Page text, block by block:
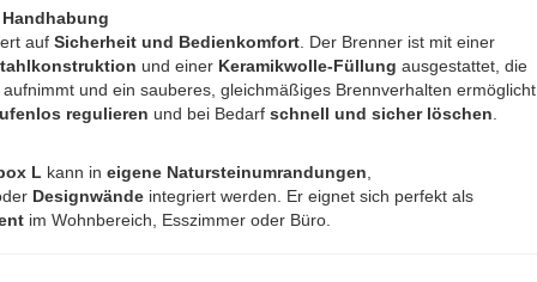
auf Sicherheit und Bedienkomfort . Der Brenner ist mit einer
und einer Keramikwolle-Füllung ausgestattet, die
und ein sauberes, gleichmäßiges Brennverhalten ermöglicht.
regulieren und bei Bedarf schnell und sicher löschen
L kann in eigene Natursteinumrandungen
Designwände integriert werden. Er eignet sich perfekt als
im Wohnbereich, Esszimmer oder Büro.